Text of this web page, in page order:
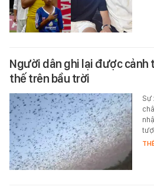
Người dân ghi lại được
thế trên bầu trời
Sự